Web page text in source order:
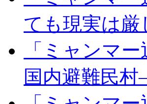
ても現実は
「ミャンマ
国内避難民